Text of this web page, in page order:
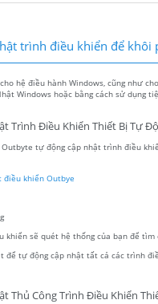
trình điều khiển để
hệ điều hành Windows, cũng như
Windows hoặc bằng cách sử dụng
Trình Điều Khiển Thiết Bị Tự
tự động cập nhật trình điều
điều khiển Outbye
khiển sẽ quét hệ thống của bạn để
để tự động cập nhật tất cả các trình
Thủ Công Trình Điều Khiển